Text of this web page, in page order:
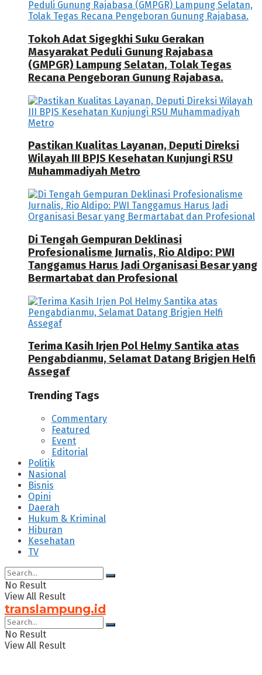
Tokoh Adat Sigegkhi Suku Gerakan
Masyarakat Peduli Gunung Rajabasa
(GMPGR) Lampung Selatan, Tolak Tegas
Recana Pengeboran Gunung Rajabasa.
Pastikan Kualitas Layanan, Deputi Direksi
Wilayah III BPJS Kesehatan Kunjungi RSU
Muhammadiyah Metro
Di Tengah Gempuran Deklinasi
Profesionalisme Jurnalis, Rio Aldipo: PWI
Tanggamus Harus Jadi Organisasi Besar yang
Bermartabat dan Profesional
Terima Kasih Irjen Pol Helmy Santika atas
Pengabdianmu, Selamat Datang Brigjen Helfi
Assegaf
Trending Tags
Commentary
Featured
Event
Editorial
Politik
Nasional
Bisnis
Opini
Daerah
Hukum & Kriminal
Hiburan
Kesehatan
TV
No Result
View All Result
translampung.id
No Result
View All Result